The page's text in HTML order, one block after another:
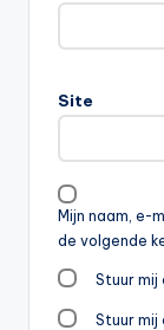
Site
Mijn naam, e-
de volgende
Stuur mij
Stuur mij